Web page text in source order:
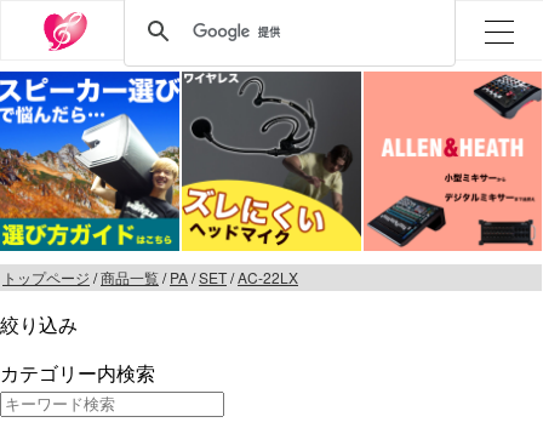
トップページ /商品一覧/PA/SET/AC-22LX
絞り込み
カテゴリー内検索